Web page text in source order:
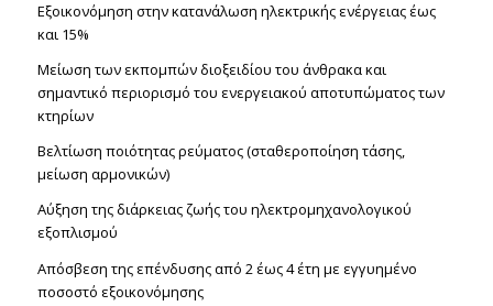
Εξοικονόμηση στην κατανάλωση ηλεκτρικής ενέργειας έως
και 15%
Μείωση των εκπομπών διοξειδίου του άνθρακα και
σημαντικό περιορισμό του ενεργειακού αποτυπώματος των
κτηρίων
Βελτίωση ποιότητας ρεύματος (σταθεροποίηση τάσης,
μείωση αρμονικών)
Αύξηση της διάρκειας ζωής του ηλεκτρομηχανολογικού
εξοπλισμού
Απόσβεση της επένδυσης από 2 έως 4 έτη με εγγυημένο
ποσοστό εξοικονόμησης